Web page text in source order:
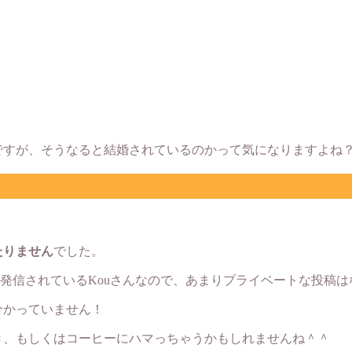
が、そうなると結婚されているのかって気になりますよね？
りませんでした。
信されているKouさんなので、あまりプライベートな投稿は
っていません！
もしくはコーヒーにハマっちゃうかもしれませんね＾＾